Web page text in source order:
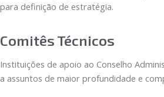
para definição de estratégia.
Comitês Técnicos
Instituições de apoio ao Conselho
a assuntos de maior profundidade e